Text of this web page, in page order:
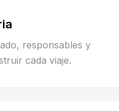
responsables y
cada viaje.